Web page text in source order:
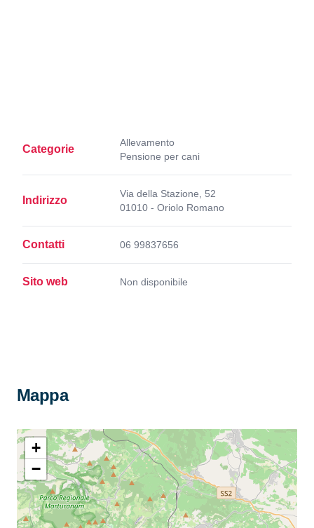
Categorie
Allevamento
Pensione per cani
Indirizzo
Via della Stazione, 52
01010 - Oriolo Romano
Contatti 06 99837656
Sito web Non disponibile
Mappa
+
−